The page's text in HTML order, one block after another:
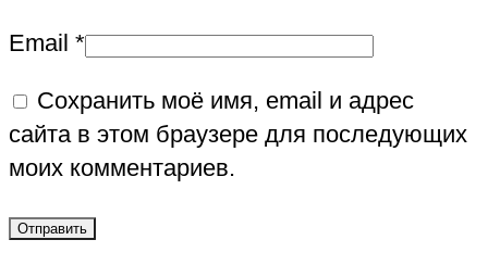
Email *
Сохранить моё имя, email и адрес
сайта в этом браузере для последующих
моих комментариев.